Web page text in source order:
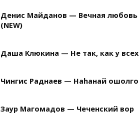
Денис Майданов — Вечная любовь
(NEW)
Даша Клюкина — Не так, как у всех
Чингис Раднаев — Наhанай ошолго
Заур Магомадов — Чеченский вор